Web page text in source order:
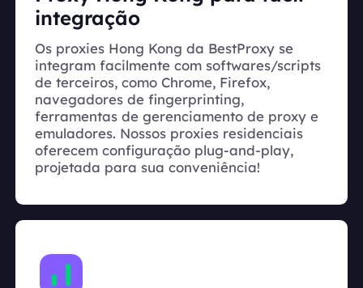
integração
Os proxies Hong Kong da BestProxy se
integram facilmente com softwares/scripts
de terceiros, como Chrome, Firefox,
navegadores de fingerprinting,
ferramentas de gerenciamento de proxy e
emuladores. Nossos proxies residenciais
oferecem configuração plug-and-play,
projetada para sua conveniência!